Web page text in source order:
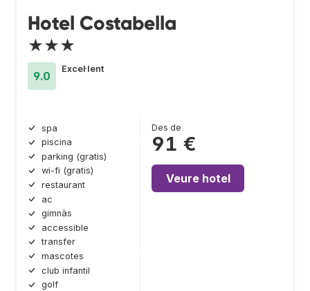
Hotel Costabella
★★★
9.0
Excel·lent
spa
piscina
parking (gratis)
wi-fi (gratis)
restaurant
ac
gimnàs
accessible
transfer
mascotes
club infantil
golf
Des de
91 €
Veure hotel